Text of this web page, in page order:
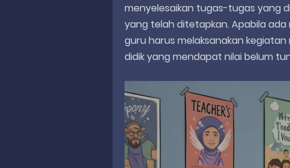
menyelesaikan tugas-tugas yang
yang telah ditetapkan. Apabila ada
guru harus melaksanakan
didik yang mendapat nilai belum